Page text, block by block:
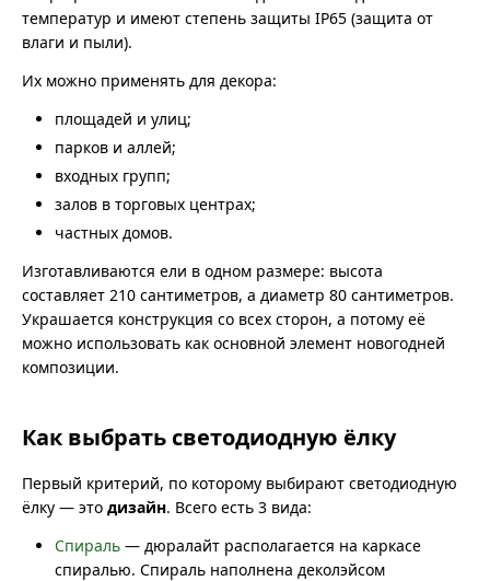
температур и имеют степень защиты IP65 (защита от
влаги и пыли).
Их можно применять для декора:
площадей и улиц;
парков и аллей;
входных групп;
залов в торговых центрах;
частных домов.
Изготавливаются ели в одном размере: высота
составляет 210 сантиметров, а диаметр 80 сантиметров.
Украшается конструкция со всех сторон, а потому её
можно использовать как основной элемент новогодней
композиции.
Как выбрать светодиодную ёлку
Первый критерий, по которому выбирают светодиодную
ёлку — это дизайн. Всего есть 3 вида:
Спираль — дюралайт располагается на каркасе
спиралью. Спираль наполнена деколэйсом